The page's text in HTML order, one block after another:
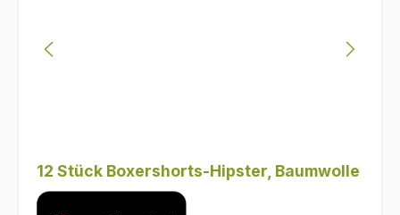
12 Stück Boxershorts-Hipster, Baumwolle